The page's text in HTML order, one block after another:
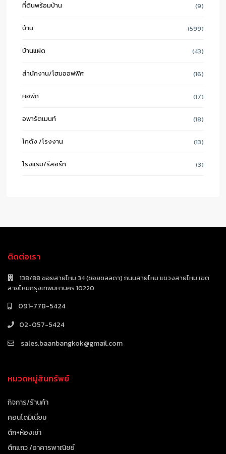
ที่ดินพร้อมบ้าน (9)
บ้าน (599)
บ้านแฝด (43)
สำนักงาน/โฮมออฟฟิศ (16)
หอพัก (17)
อพาร์ตเมนท์ (18)
โกดัง /โรงงาน (13)
โรงแรม/รีสอร์ท (3)
ติดต่อเรา
138/88 ซอยสายไหม 34 (ซอยชลลดา) ถนนสายไหม แขวงสายไหม เขต
สายไหมกรุงเทพมหานคร 10220
091-778-5424
02-057-5424
sales.baanbangkok@gmail.com
หมวดหมู่สินทรัพย์
กิจการ/ร้านค้า
คอนโดมิเนี่ยม
ตึก+ห้องเช่า
ตึกแถว /อาคารพาณิชย์